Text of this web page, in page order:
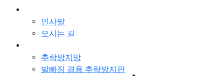
인사말
오시는 길
추락방지망
발빠짐 겸용 추락방지판